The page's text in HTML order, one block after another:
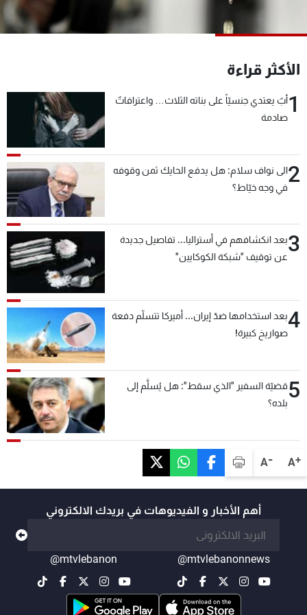
A+
A-
الأكثر قراءة
1أبٌ يعتدي جنسيّاً على بناته الثلاث… واعترافاتٌ
صادمة
2الى نواف سلام: هل يدفع الحايك ثمن وقوفه
في وجه خيّاط؟
3بعد انكشافهم في أستراليا... تفاصيل جديدة
عن توقيف "شبكة الكوكايين"
4بعد استخدامها ضدّ إيران... أميركا تتسلّم دفعة
صواريخ كبيرة!
5قضيّة السفير "الذي سقط": هل يُسلَّم إلى
بلده؟
أهم الأخبار و الفيديوهات في بريدك الالكتروني
@mtvlebanonnews
@mtvlebanon
شاهد البرامج
الترددات
عن MTV
الإنـتـاج
لاعلاناتكم
شروط الإسـتخدام
سياسة الخصوصية